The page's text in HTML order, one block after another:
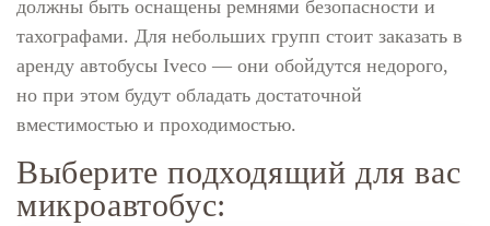
должны быть оснащены ремнями безопасности и
тахографами. Для небольших групп стоит заказать в
аренду автобусы Iveco — они обойдутся недорого,
но при этом будут обладать достаточной
вместимостью и проходимостью.
Выберите подходящий для вас
микроавтобус: